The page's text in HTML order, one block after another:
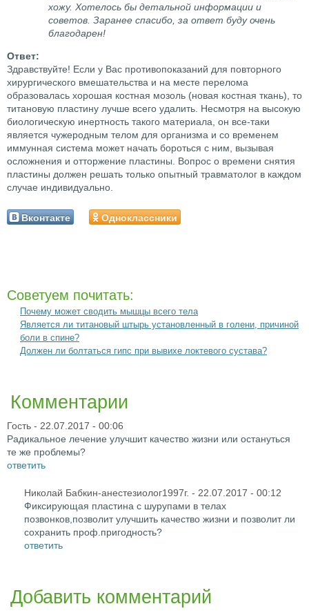
хожу. Хотелось бы детальной информации и
советов. Заранее спасибо, за ответ буду очень
благодарен!
Здравствуйте! Если у Вас противопоказаний для повторного
хирургического вмешательства и на месте перелома
образовалась хорошая костная мозоль (новая костная ткань), то
титановую пластину лучше всего удалить. Несмотря на высокую
биологическую инертность такого материала, он все-таки
является чужеродным телом для организма и со временем
иммунная система может начать бороться с ним, вызывая
осложнения и отторжение пластины. Вопрос о времени снятия
пластины должен решать только опытный травматолог в каждом
случае индивидуально.
Вконтакте Одноклассники
Советуем почитать:
Почему может сводить мышцы всего тела
Является ли титановый штырь установленный в голени, причиной
боли в спине?
Должен ли болтаться гипс при вывихе локтевого сустава?
Комментарии
Гость - 22.07.2017 - 00:06
Радикальное лечение улучшит качество жизни или остануться
те же проблемы?
ответить
Николай Бабкин-анестезиолог1997г. - 22.07.2017 - 00:12
Фиксирующая пластина с шурупами в телах
позвонков,позволит улучшить качество жизни и позволит ли
сохранить проф.пригодность?
ответить
Добавить комментарий